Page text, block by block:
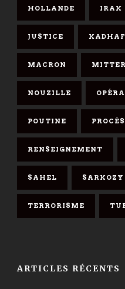
HOLLANDE IRAK
JUSTICE
MACRON
NOUZILLE
POUTINE PROCÈS
RENSEIGNEMENT
SAHEL SARKOZY
TERRORISME
ARTICLES RÉCENTS